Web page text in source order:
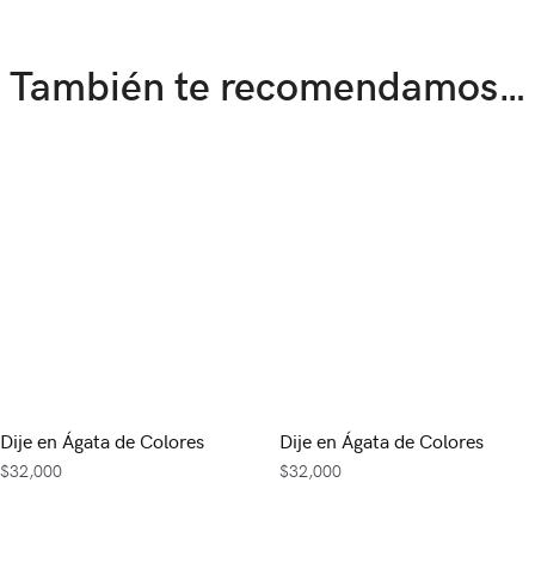
También te recomendamos…
Dije en Ágata de Colores
$32,000
Dije en Ágata de Colores
$32,000